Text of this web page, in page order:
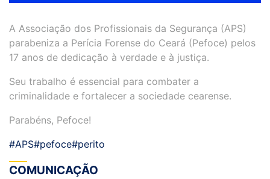
A Associação dos Profissionais da Segurança (APS)
parabeniza a Perícia Forense do Ceará (Pefoce) pelos
17 anos de dedicação à verdade e à justiça.
Seu trabalho é essencial para combater a
criminalidade e fortalecer a sociedade cearense.
Parabéns, Pefoce!
#APS#pefoce#perito
COMUNICAÇÃO